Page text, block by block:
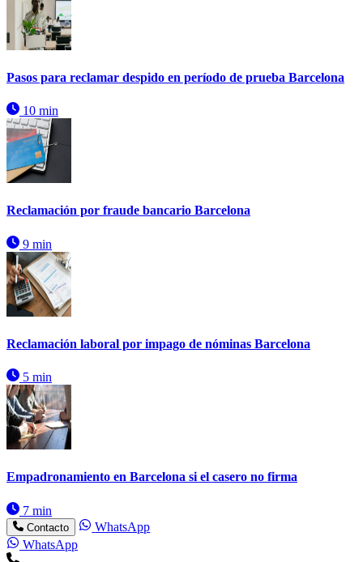
Pasos para reclamar despido en período de prueba Barcelona
10 min
Reclamación por fraude bancario Barcelona
9 min
Reclamación laboral por impago de nóminas Barcelona
5 min
Empadronamiento en Barcelona si el casero no firma
7 min
Contacto
WhatsApp
WhatsApp